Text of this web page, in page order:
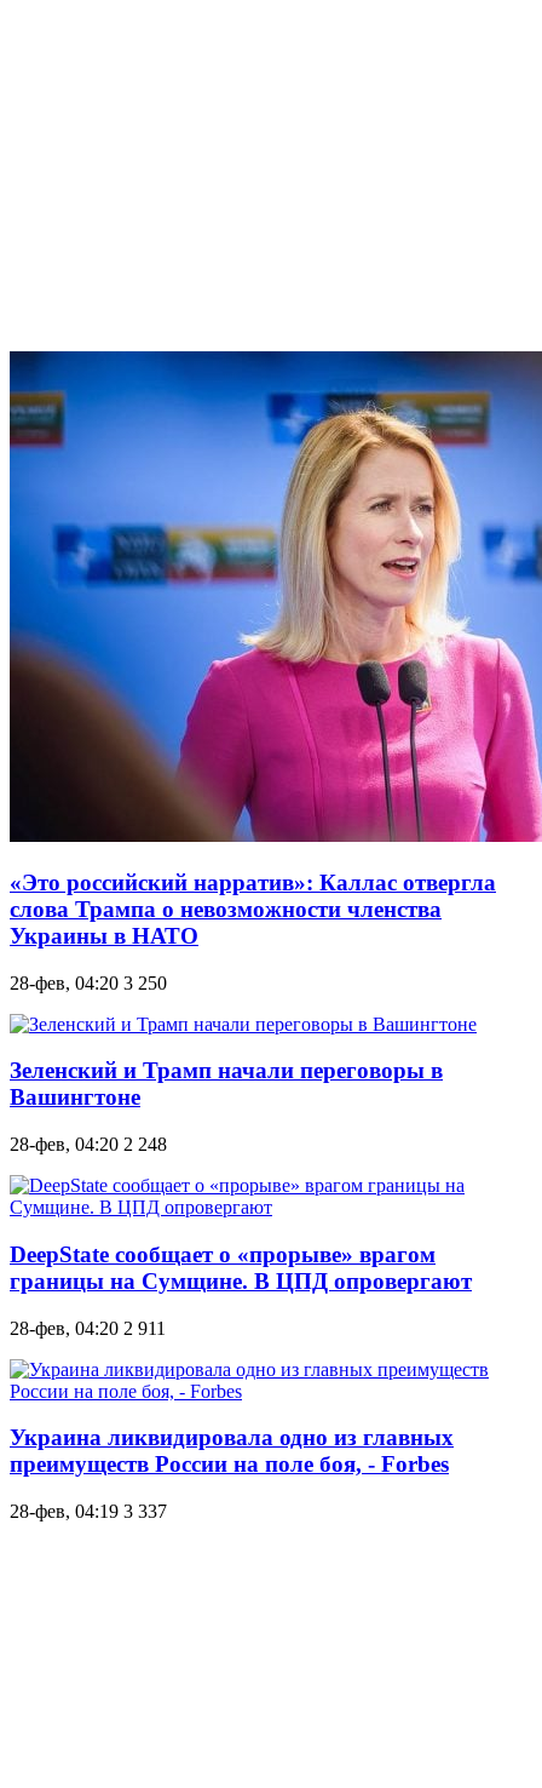
«Это российский нарратив»: Каллас отвергла
слова Трампа о невозможности членства
Украины в НАТО
28-фев, 04:20 3 250
Зеленский и Трамп начали переговоры в
Вашингтоне
28-фев, 04:20 2 248
DeepState сообщает о «прорыве» врагом
границы на Сумщине. В ЦПД опровергают
28-фев, 04:20 2 911
Украина ликвидировала одно из главных
преимуществ России на поле боя, - Forbes
28-фев, 04:19 3 337